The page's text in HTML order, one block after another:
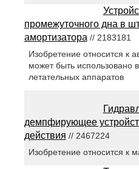
промежуточного дна в
амортизатора // 2183181
Изобретение относится к
может быть использовано
летательных аппаратов
демпфирующее
действия // 2467224
Изобретение относится к